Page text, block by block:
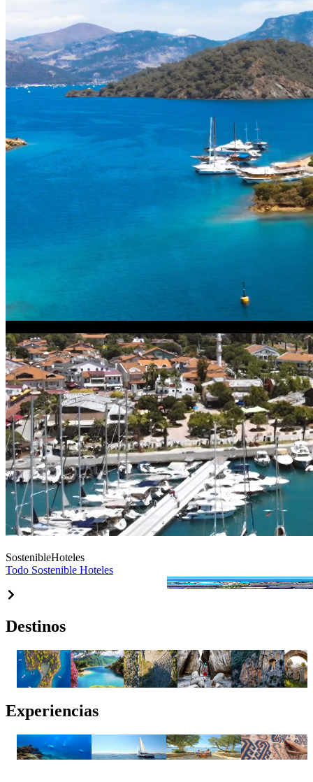
SostenibleHoteles
Todo Sostenible Hoteles
Akra Fethiye
Destinos
Göcek Ölüdeniz Pınara
Cañón
de
Saklıkent
Telmessos Tlos
Experiencias
Mundo
submarino
Viaje Azul Gastronomía Artesanías